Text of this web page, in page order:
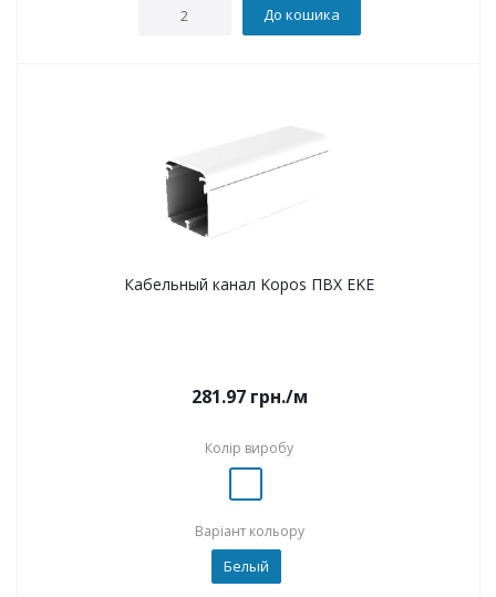
До кошика
Кабельный канал Kopos ПВХ EKE
281.97грн./м
Колір виробу
Варіант кольору
Белый